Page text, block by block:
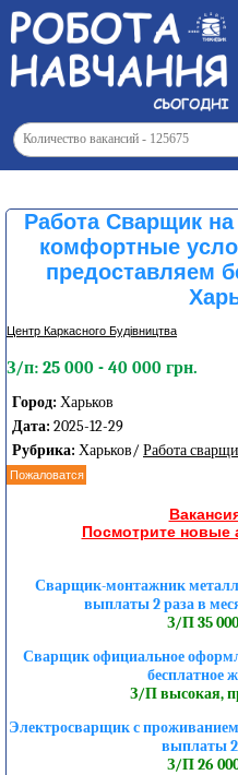
Работа Сварщик
комфортные
предоставляем
Центр Каркасного Будівництва
З/п: 25 000 - 40 000 грн.
Город: Харьков
Дата: 2025-12-29
Рубрика: Харьков/ Работа
Пожаловатся
Посмотрите новые
Сварщик-монтажник
выплаты 2 раза в
З/П 35
Сварщик официальное
бесплатное
З/П высокая,
Электросварщик с
выплаты 2
З/П 26